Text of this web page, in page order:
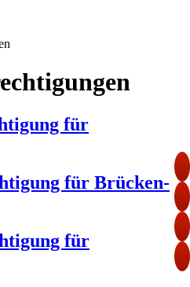
für
für Brücken-
für